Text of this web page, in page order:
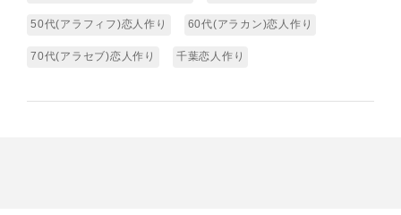
50代(アラフィフ)恋人作り 60代(アラカン)恋人作り
70代(アラセブ)恋人作り 千葉恋人作り